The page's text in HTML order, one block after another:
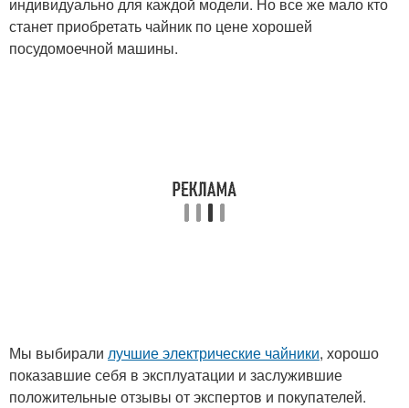
станет приобретать чайник по цене хорошей
посудомоечной машины.
Мы выбирали лучшие электрические чайники, хорошо
показавшие себя в эксплуатации и заслужившие
положительные отзывы от экспертов и покупателей.